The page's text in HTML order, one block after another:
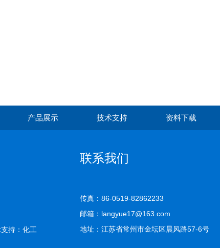
产品展示 技术支持 资料下载
持： 化工
联系我们
传真：86-0519-82862233
邮箱：langyue17@163.com
地址：江苏省常州市金坛区晨风路57-6号